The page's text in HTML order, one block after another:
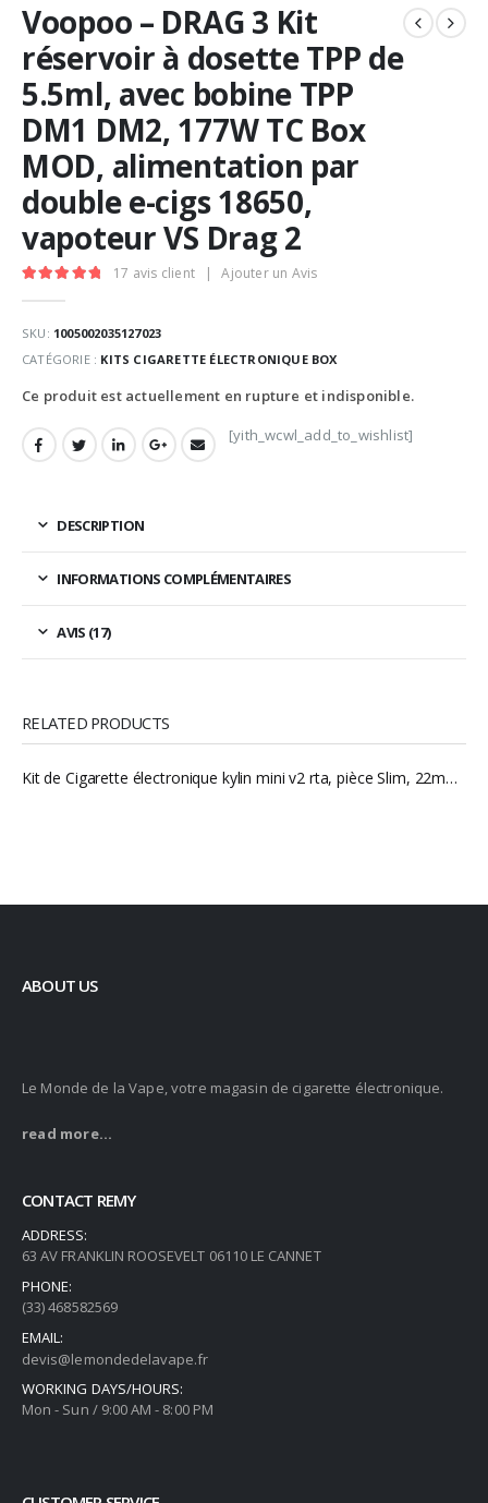
Voopoo – DRAG 3 Kit
réservoir à dosette TPP de
5.5ml, avec bobine TPP
DM1 DM2, 177W TC Box
MOD, alimentation par
double e-cigs 18650,
vapoteur VS Drag 2
17 avis client | Ajouter un Avis
SKU: 1005002035127023
CATÉGORIE : KITS CIGARETTE ÉLECTRONIQUE BOX
Ce produit est actuellement en rupture et indisponible.
[yith_wcwl_add_to_wishlist]
DESCRIPTION
INFORMATIONS COMPLÉMENTAIRES
AVIS (17)
RELATED PRODUCTS
Kit de Cigarette électronique kylin mini v2 rta, pièce Slim, 22mm RDA, batterie 18650, feu latéral, kit mécanique
ABOUT US
Le Monde de la Vape, votre magasin de cigarette électronique.
read more...
CONTACT REMY
ADDRESS:
63 AV FRANKLIN ROOSEVELT 06110 LE CANNET
PHONE:
(33) 468582569
EMAIL:
devis@lemondedelavape.fr
WORKING DAYS/HOURS:
Mon - Sun / 9:00 AM - 8:00 PM